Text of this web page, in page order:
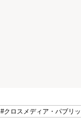
#クロスメディア・パブリ